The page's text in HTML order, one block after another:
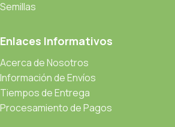
Semillas
Enlaces Informativos
Acerca de Nosotros
Información de Envíos
Tiempos de Entrega
Procesamiento de Pagos